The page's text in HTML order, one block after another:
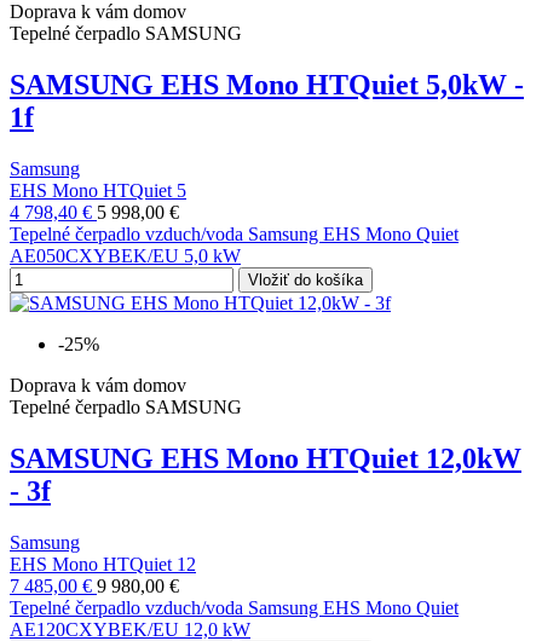
Doprava k vám domov
Tepelné čerpadlo SAMSUNG
SAMSUNG EHS Mono HTQuiet 5,0kW -
1f
Samsung
EHS Mono HTQuiet 5
4 798,40 € 5 998,00 €
Tepelné čerpadlo vzduch/voda Samsung EHS Mono Quiet
AE050CXYBEK/EU 5,0 kW
Vložiť do košíka
-25%
Doprava k vám domov
Tepelné čerpadlo SAMSUNG
SAMSUNG EHS Mono HTQuiet 12,0kW
- 3f
Samsung
EHS Mono HTQuiet 12
7 485,00 € 9 980,00 €
Tepelné čerpadlo vzduch/voda Samsung EHS Mono Quiet
AE120CXYBEK/EU 12,0 kW